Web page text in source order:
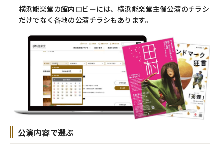
横浜能楽堂の館内ロビーには、横浜能楽堂主催公演のチラシ
だけでなく各地の公演チラシもあります。
公演内容で選ぶ